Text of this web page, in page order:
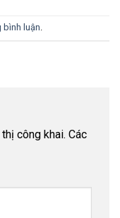
bình luận
công khai. Các